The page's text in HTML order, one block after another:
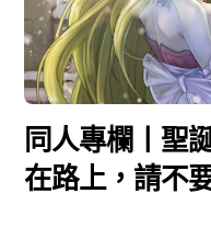
同人專欄丨聖
在路上，請不